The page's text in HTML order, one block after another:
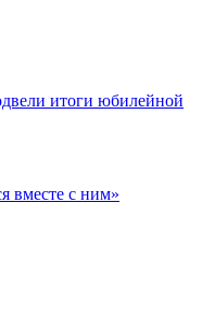
итоги юбилейной
вместе с ним»